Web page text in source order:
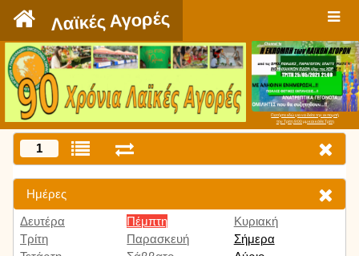
Λαϊκές Αγορές
Πατήστε εδώ για να δείτε την εκπομπή
την Τρίτη 9:00 μμ και κάθε Τρίτη
1
Ημέρες
Δευτέρα
Τρίτη
Πέμπτη
Παρασκευή
Κυριακή
Σήμερα